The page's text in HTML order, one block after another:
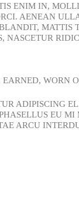
ENIM IN,
AENEAN
NASCETUR
WORN
EU
ARCU